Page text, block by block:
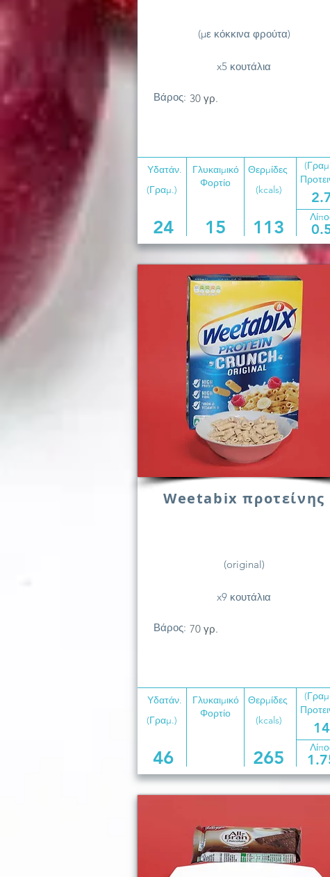
(με κόκκινα φρούτα)
x5 κουτάλια
Βάρος: 30 γρ.
Υδατάν.
Γλυκαιμικό
Φορτίο
(Γραμ.)
Θερμίδες
(kcals)
24 15 113
Weetabix προτείνης
(original)
x9 κουτάλια
Βάρος: 70 γρ.
Υδατάν.
Γλυκαιμικό
Φορτίο
(Γραμ.)
Θερμίδες
(kcals)
14
46 265